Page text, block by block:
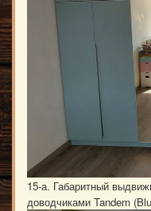
15-а. Габаритный
доводчиками Tandem